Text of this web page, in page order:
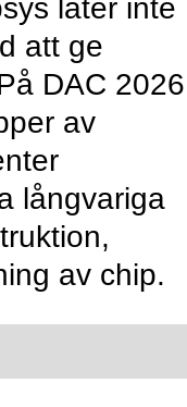
låter inte
att ge
DAC 2026
av
långvariga
av chip.